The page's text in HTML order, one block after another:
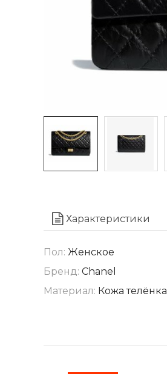
Характеристики
Пол: Женское
Бренд: Chanel
Материал: Кожа телёнка